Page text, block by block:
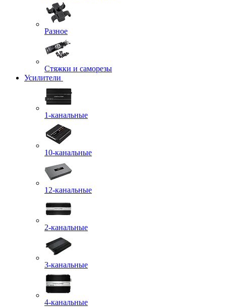
Разное
Стяжки и саморезы
Усилители
1-канальные
10-канальные
12-канальные
2-канальные
3-канальные
4-канальные